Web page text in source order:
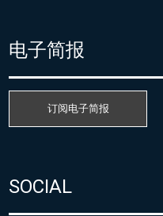
电子简报
订阅电子简报
SOCIAL